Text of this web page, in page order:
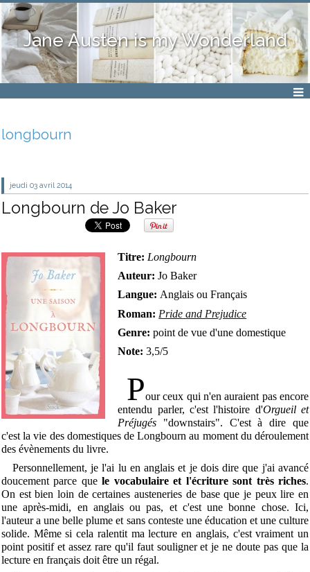
Jane Austen is my Wonderland
longbourn
jeudi 03 avril 2014
Longbourn de Jo Baker
Titre: Longbourn
Auteur:Jo Baker
Langue: Anglais ou Français
Roman: Pride and Prejudice
Genre: point de vue d'une domestique
Note: 3,5/5
Pour ceux qui n'en auraient pas encore
entendu parler, c'est l'histoire d'Orgueil et
Préjugés "downstairs". C'est à dire que
c'est la vie des domestiques de Longbourn au moment du déroulement
des évènements du livre.
Personnellement, je l'ai lu en anglais et je dois dire que j'ai avancé
doucement parce quele vocabulaire et l'écriture sont très riches.
On est bien loin de certaines austeneries de base que je peux lire en
une après-midi, en anglais ou pas, et c'est une bonne chose. Ici,
l'auteur a une belle plume et sans conteste une éducation et une culture
solide. Même si cela ralentit ma lecture en anglais, c'est vraiment un
point positif et assez rare qu'il faut souligner et je ne doute pas que la
lecture en français doit être un régal.